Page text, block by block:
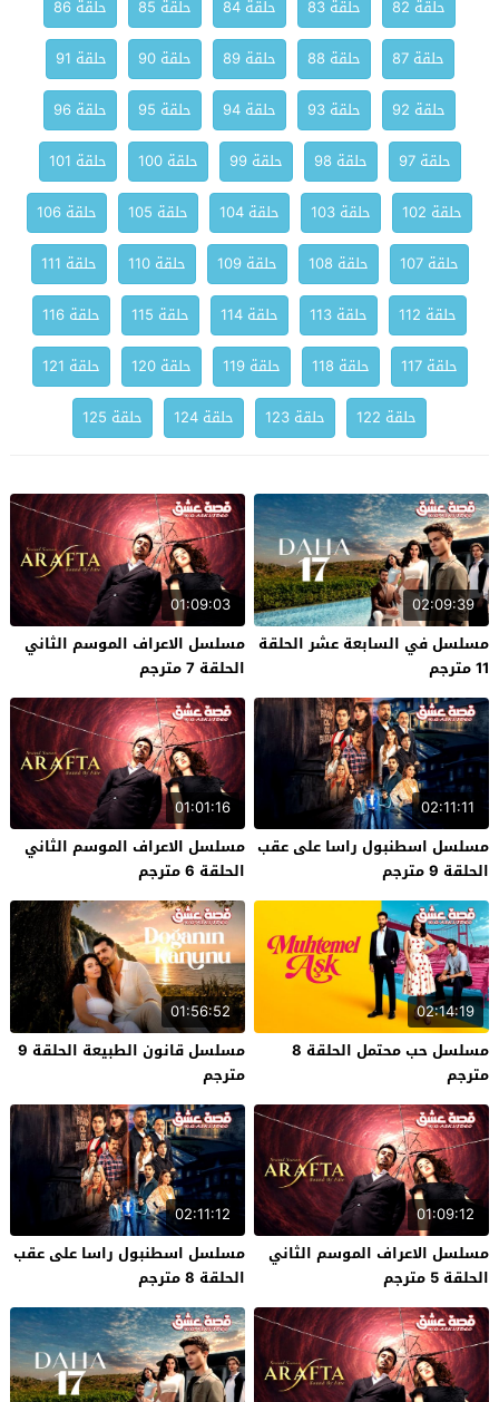
حلقة 82 حلقة 83 حلقة 84 حلقة 85
حلقة 86
حلقة 87
حلقة 88 حلقة 89 حلقة 90
حلقة 91
حلقة 92
حلقة 93 حلقة 94 حلقة 95
حلقة 96
حلقة 97
حلقة 98 حلقة 99 حلقة 100
حلقة 101
حلقة 102
حلقة 103 حلقة 104 حلقة 105
حلقة 106
حلقة 107
حلقة 108 حلقة 109 حلقة 110
حلقة 111
حلقة 112
حلقة 113 حلقة 114 حلقة 115
حلقة 116
حلقة 117
حلقة 118 حلقة 119 حلقة 120
حلقة 121
حلقة 122
حلقة 123 حلقة 124 حلقة 125
02:09:39
مسلسل في السابعة عشر الحلقة
11 مترجم
01:09:03
مسلسل الاعراف الموسم الثاني
الحلقة 7 مترجم
02:11:11
مسلسل اسطنبول راسا على عقب
الحلقة 9 مترجم
01:01:16
مسلسل الاعراف الموسم الثاني
الحلقة 6 مترجم
02:14:19
مسلسل حب محتمل الحلقة 8
مترجم
01:56:52
مسلسل قانون الطبيعة الحلقة 9
مترجم
01:09:12
مسلسل الاعراف الموسم الثاني
الحلقة 5 مترجم
02:11:12
مسلسل اسطنبول راسا على عقب
الحلقة 8 مترجم